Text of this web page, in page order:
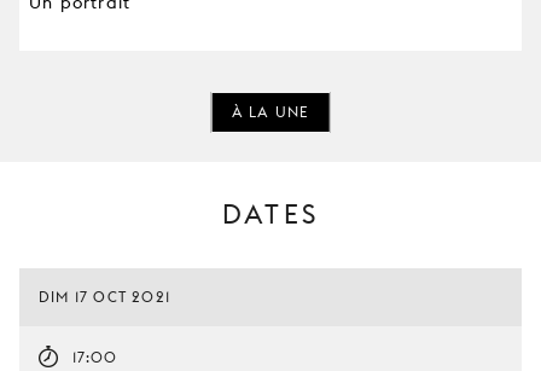
À LA UNE
DATES
DIM 17 OCT 2021
17:00